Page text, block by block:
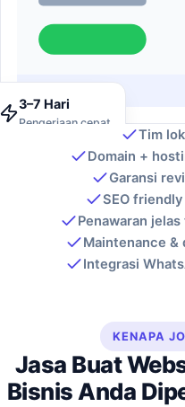
3–7 Hari
Pengerjaan cepat
Tim
Domain +
Garansi
SEO
Penawaran
Maintenance &
Integrasi
KENAPA
Jasa Buat
Bisnis Anda